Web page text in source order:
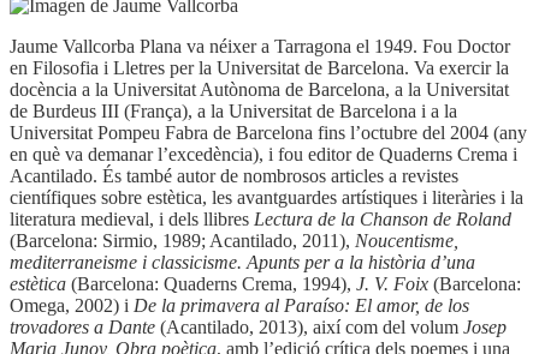
Jaume Vallcorba Plana va néixer a Tarragona el 1949. Fou Doctor
en Filosofia i Lletres per la Universitat de Barcelona. Va exercir la
docència a la Universitat Autònoma de Barcelona, a la Universitat
de Burdeus III (França), a la Universitat de Barcelona i a la
Universitat Pompeu Fabra de Barcelona fins l’octubre del 2004 (any
en què va demanar l’excedència), i fou editor de Quaderns Crema i
Acantilado. És també autor de nombrosos articles a revistes
científiques sobre estètica, les avantguardes artístiques i literàries i la
literatura medieval, i dels llibres Lectura de la Chanson de Roland
(Barcelona: Sirmio, 1989; Acantilado, 2011), Noucentisme,
mediterraneisme i classicisme. Apunts per a la història d’una
estètica (Barcelona: Quaderns Crema, 1994), J. V. Foix (Barcelona:
Omega, 2002) i De la primavera al Paraíso: El amor, de los
trovadores a Dante (Acantilado, 2013), així com del volum Josep
Maria Junoy, Obra poètica, amb l’edició crítica dels poemes i una